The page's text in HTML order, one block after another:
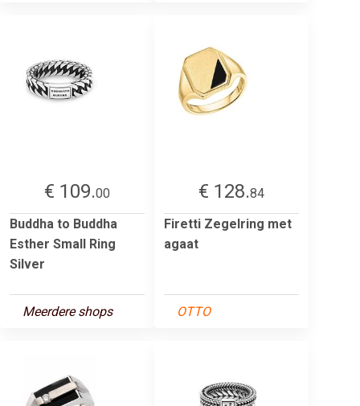
€ 109.00
Buddha to Buddha
Esther Small Ring
Silver
Meerdere shops
€ 128.84
Firetti Zegelring met
agaat
OTTO